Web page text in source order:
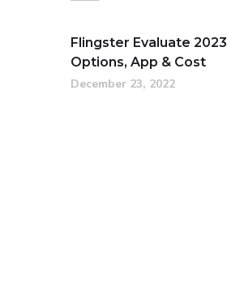
Flingster Evaluate 2023
Options, App & Cost
December 23, 2022